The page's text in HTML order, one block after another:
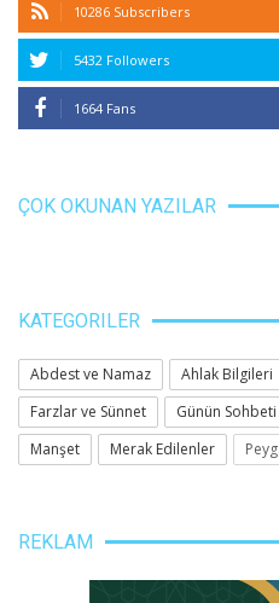
10286 Subscribers
5432 Followers
1664 Fans
ÇOK OKUNAN YAZILAR
KATEGORILER
Abdest ve Namaz Ahlak Bilgileri
Farzlar ve Sünnet
Günün Sohbeti
Manşet
Merak Edilenler
REKLAM